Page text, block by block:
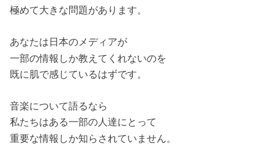
極めて大きな問題があります。
あなたは日本のメディアが
一部の情報しか教えてくれないのを
既に肌で感じているはずです。
音楽について語るなら
私たちはある一部の人達にとって
重要な情報しか知らされていません。